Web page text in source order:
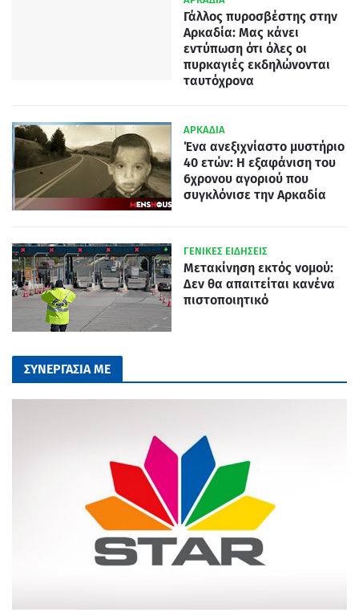
Γάλλος πυροσβέστης στην
Αρκαδία: Μας κάνει
εντύπωση ότι όλες οι
πυρκαγιές εκδηλώνονται
ταυτόχρονα
ΑΡΚΑΔΙΑ
Ένα ανεξιχνίαστο μυστήριο
40 ετών: Η εξαφάνιση του
6χρονου αγοριού που
συγκλόνισε την Αρκαδία
ΓΕΝΙΚΕΣ ΕΙΔΗΣΕΙΣ
Μετακίνηση εκτός νομού:
Δεν θα απαιτείται κανένα
πιστοποιητικό
ΣΥΝΕΡΓΑΣΙΑ ΜΕ